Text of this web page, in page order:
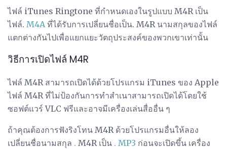
ไฟล์ iTunes Ringtone ที่กำหนดเองในรูปแบบ M4R เป็น
ไฟล์. M4A ที่ได้รับการเปลี่ยนชื่อเป็น. M4R นามสกุลของไฟล์
แตกต่างกันไปเพื่อแยกแยะวัตถุประสงค์ของพวกเขาเท่านั้น
วิธีการเปิดไฟล์ M4R
ไฟล์ M4R สามารถเปิดได้ด้วยโปรแกรม iTunes ของ Apple
ไฟล์ M4R ที่ไม่ป้องกันการทำสำเนาสามารถเปิดได้โดยใช้
ซอฟต์แวร์ VLC ฟรีและอาจมีเครื่องเล่นสื่ออื่น ๆ
ถ้าคุณต้องการฟังริงโทน M4R ด้วยโปรแกรมอื่นให้ลอง
เปลี่ยนชื่อนามสกุล . M4R เป็น . MP3 ก่อนจะเปิดขึ้น เครื่อง